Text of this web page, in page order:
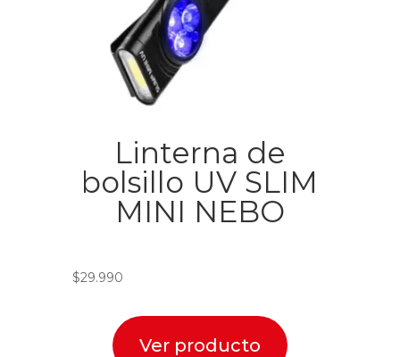
Linterna de
bolsillo UV SLIM
MINI NEBO
$29.990
Ver producto